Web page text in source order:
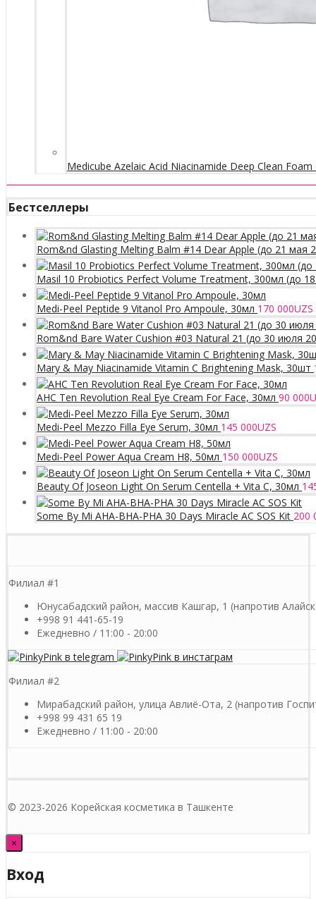
Medicube Azelaic Acid Niacinamide Deep Clean Foam
Бестселлеры
Rom&nd Glasting Melting Balm #14 Dear Apple (до 21 мая
Masil 10 Probiotics Perfect Volume Treatment, 300мл (до
Medi-Peel Peptide 9 Vitanol Pro Ampoule, 30мл 170 000UZS
Rom&nd Bare Water Cushion #03 Natural 21 (до 30 июля
Mary & May Niacinamide Vitamin C Brightening Mask, 30шт
AHC Ten Revolution Real Eye Cream For Face, 30мл 90 000
Medi-Peel Mezzo Filla Eye Serum, 30мл 145 000UZS
Medi-Peel Power Aqua Cream H8, 50мл 150 000UZS
Beauty Of Joseon Light On Serum Centella + Vita C, 30мл
Some By Mi AHA-BHA-PHA 30 Days Miracle AC SOS Kit 200
Филиал #1
Юнусабадский район, массив Кашгар, 1 (напротив
+998 91 441-65-19
Ежедневно / 11:00 - 20:00
Филиал #2
Мирабадский район, улица Авлиё-Ота, 2 (напротив
+998 99 431 65 19
Ежедневно / 11:00 - 20:00
© 2023-2026 Корейская косметика в Ташкенте
×
Вход